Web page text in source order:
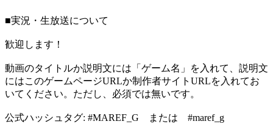
■実況・生放送について
歓迎します！
動画のタイトルか説明文には「ゲーム名」を入れて、説明文
にはこのゲームページURLか制作者サイトURLを入れてお
いてください。ただし、必須では無いです。
公式ハッシュタグ: #MAREF_G または #maref_g